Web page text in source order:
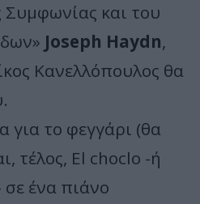
Συμφωνίας και του
Joseph Haydn,
Κανελλόπουλος θα
για το φεγγάρι (θα
τέλος, El choclo -ή
ένα πιάνο